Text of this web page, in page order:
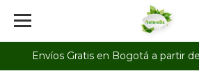
Envíos Gratis en Bogotá a partir de